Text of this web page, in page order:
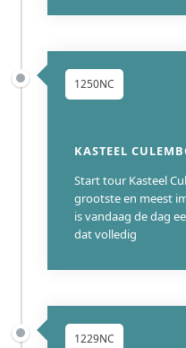
1250NC
KASTEEL
Start tour Kasteel
grootste en meest
is vandaag de dag
dat volledig
1229NC